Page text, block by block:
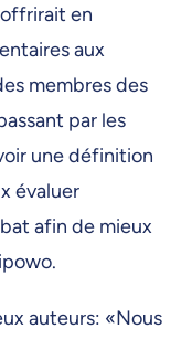
en
aux
membres des
par les
une définition
évaluer
afin de mieux
auteurs: «Nous